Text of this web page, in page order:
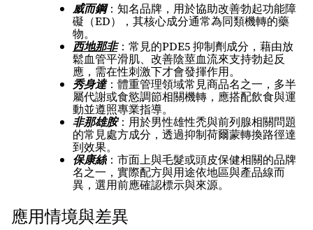
威而鋼：知名品牌，用於協助改善勃起功能障
礙（ED），其核心成分通常為同類機轉的藥
物。
西地那非：常見的PDE5 抑制劑成分，藉由放
鬆血管平滑肌、改善陰莖血流來支持勃起反
應，需在性刺激下才會發揮作用。
秀身達：體重管理領域常見商品名之一，多半
屬代謝或食慾調節相關機轉，應搭配飲食與運
動並遵照專業指導。
非那雄胺：用於男性雄性禿與前列腺相關問題
的常見處方成分，透過抑制荷爾蒙轉換路徑達
到效果。
保康絲：市面上與毛髮或頭皮保健相關的品牌
名之一，實際配方與用途依地區與產品線而
異，選用前應確認標示與來源。
應用情境與差異